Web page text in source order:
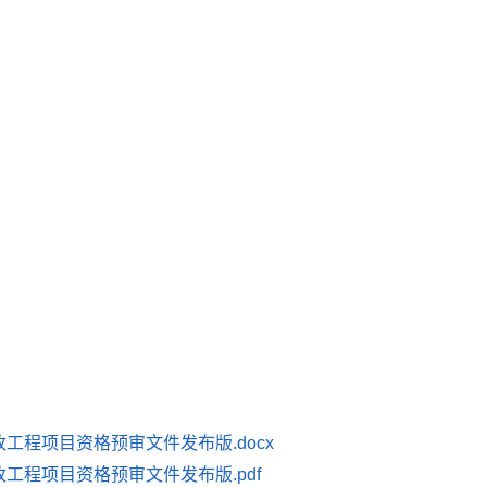
程项目资格预审文件发布版.docx
程项目资格预审文件发布版.pdf